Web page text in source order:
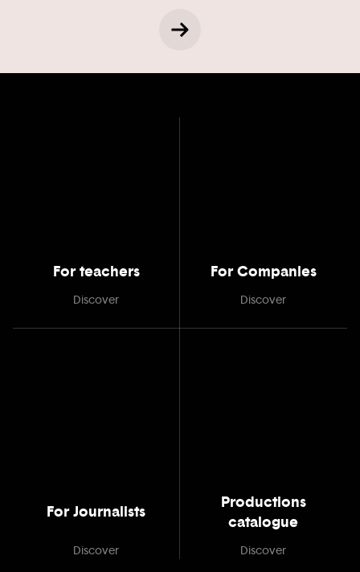
For teachers
Discover
For Companies
Discover
For Journalists
Discover
Productions
catalogue
Discover